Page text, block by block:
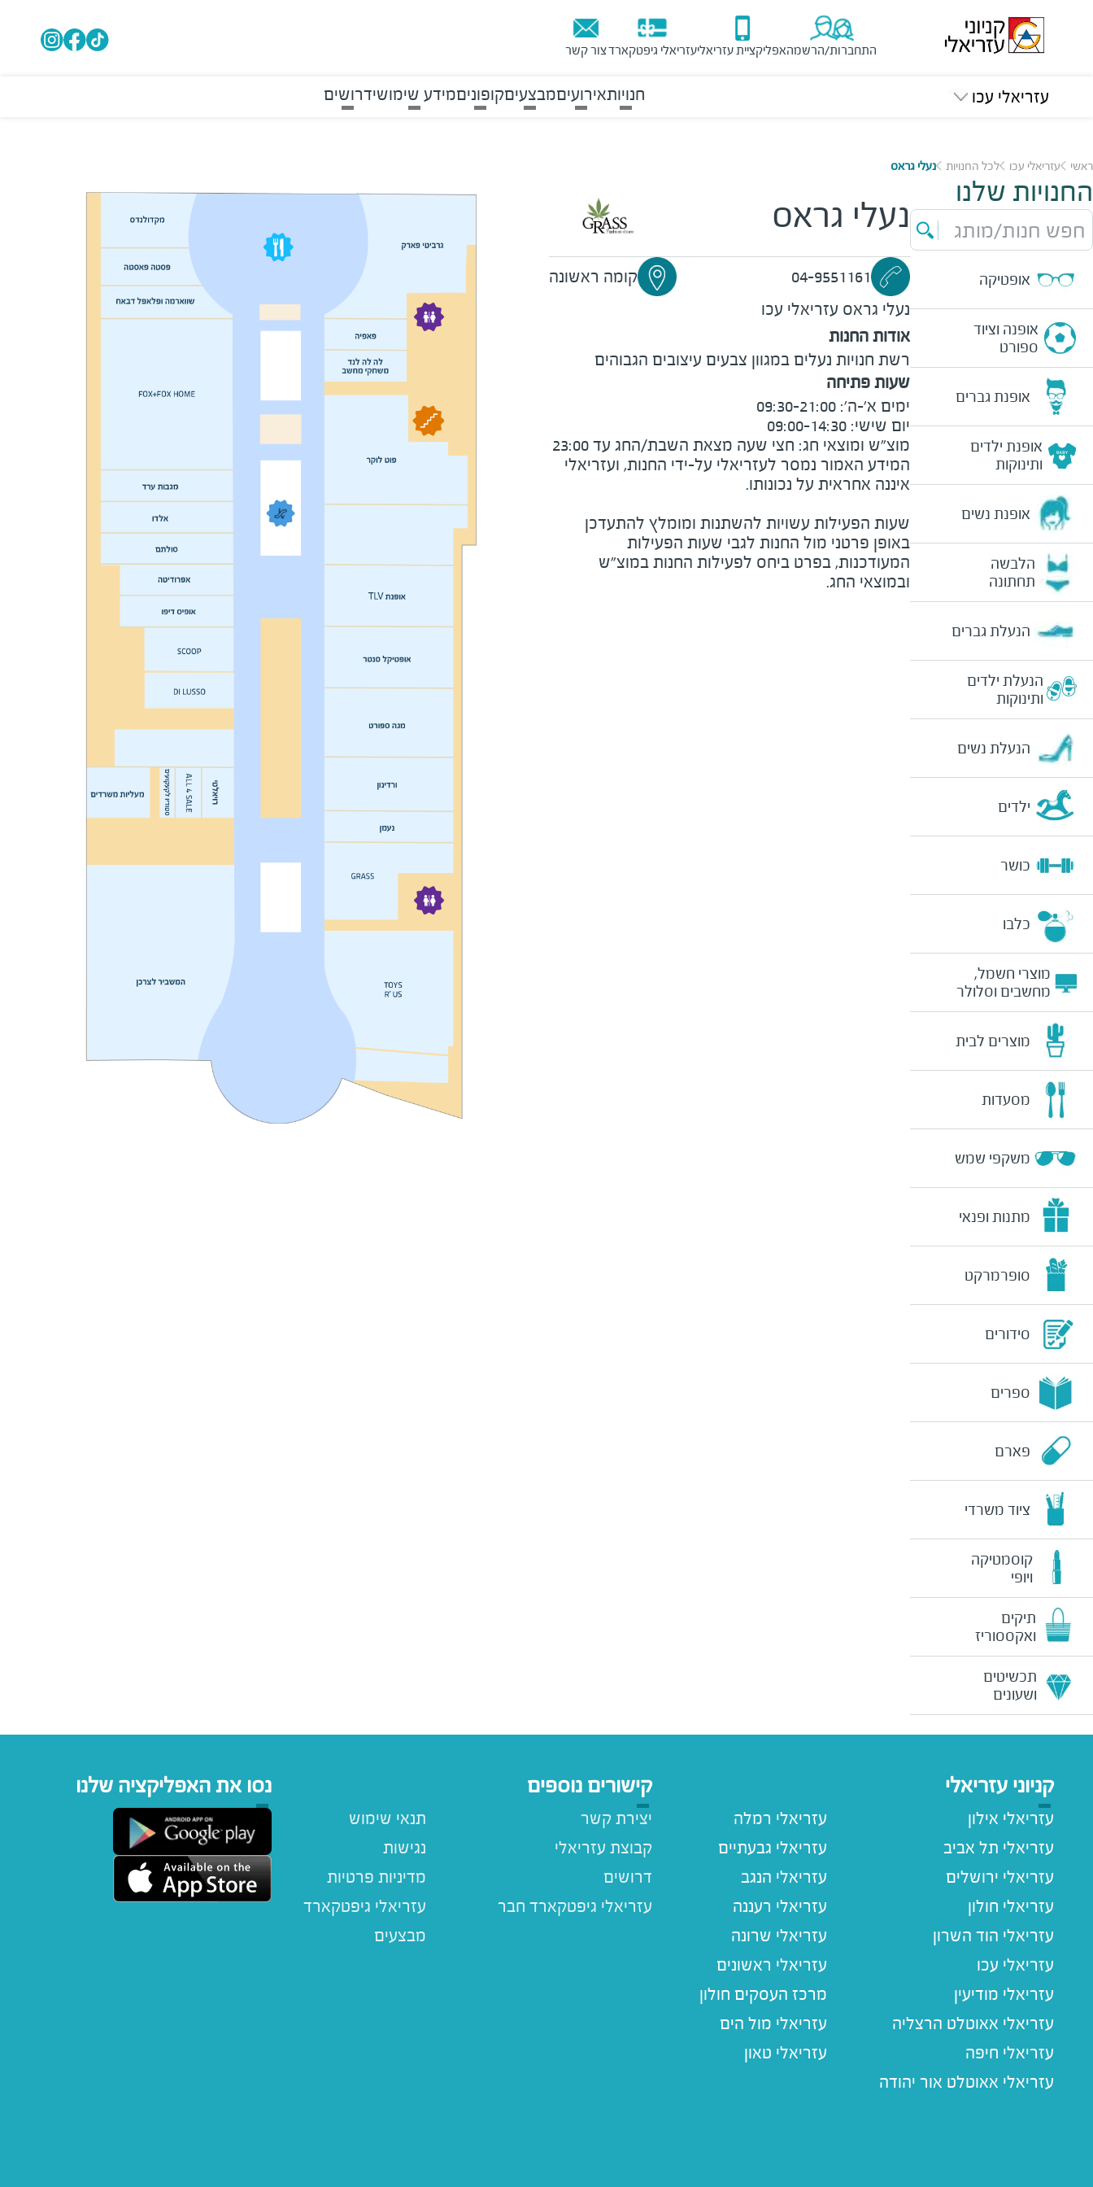
התחברות/הרשמהאפליקציית עזריאליעזריאלי גיפטקארדצור קשר
עזריאלי עכו חנויותאירועיםמבצעיםקופוניםמידע שימושידרושים
ראשי עזריאלי עכו לכל החנויות נעלי גראס
החנויות שלנו
חפש חנות/מותג
אופטיקה
אופנה וציוד
ספורט
אופנת גברים
אופנת ילדים
ותינוקות
אופנת נשים
הלבשה
תחתונה
הנעלת גברים
הנעלת ילדים
ותינוקות
הנעלת נשים
ילדים
כושר
כלבו
מוצרי חשמל,
מחשבים וסלולר
מוצרים לבית
מסעדות
משקפי שמש
מתנות ופנאי
סופרמרקט
סידורים
ספרים
פארם
ציוד משרדי
קוסמטיקה
ויופי
תיקים
ואקססוריז
תכשיטים
ושעונים
נעלי גראס
04-9551161
קומה ראשונה
נעלי גראס עזריאלי עכו
אודות החנות
רשת חנויות נעלים במגוון צבעים עיצובים הגבוהים
שעות פתיחה
מוצ"ש ומוצאי חג: חצי שעה מצאת השבת/החג עד 23:00
המידע האמור נמסר לעזריאלי על-ידי החנות, ועזריאלי
שעות הפעילות עשויות להשתנות ומומלץ להתעדכן
באופן פרטני מול החנות לגבי שעות הפעילות
המעודכנות, בפרט ביחס לפעילות החנות במוצ"ש
ובמוצאי החג.
קניוני עזריאלי
עזריאלי אילון
עזריאלי תל אביב
עזריאלי ירושלים
עזריאלי חולון
עזריאלי הוד השרון
עזריאלי עכו
עזריאלי מודיעין
עזריאלי אאוטלט הרצליה
עזריאלי חיפה
עזריאלי אאוטלט אור יהודה
עזריאלי רמלה
עזריאלי גבעתיים
עזריאלי הנגב
עזריאלי רעננה
עזריאלי שרונה
עזריאלי ראשונים
מרכז העסקים חולון
עזריאלי מול הים
עזריאלי טאון
קישורים נוספים
תנאי שימוש
נגישות
מדיניות פרטיות
עזריאלי גיפטקארד
מבצעים
יצירת קשר
קבוצת עזריאלי
דרושים
נסו את האפליקציה שלנו